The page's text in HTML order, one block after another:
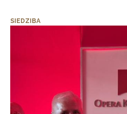
SIEDZIBA